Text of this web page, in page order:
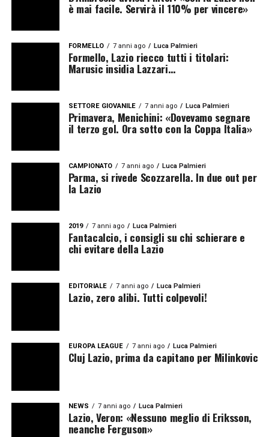
è mai facile. Servirà il 110% per vincere»
FORMELLO 7 anni ago Luca Palmieri
Formello, Lazio riecco tutti i titolari:
Marusic insidia Lazzari…
SETTORE GIOVANILE 7 anni ago Luca Palmieri
Primavera, Menichini: «Dovevamo segnare
il terzo gol. Ora sotto con la Coppa Italia»
CAMPIONATO 7 anni ago Luca Palmieri
Parma, si rivede Scozzarella. In due out per
la Lazio
2019 7 anni ago Luca Palmieri
Fantacalcio, i consigli su chi schierare e
chi evitare della Lazio
EDITORIALE 7 anni ago Luca Palmieri
Lazio, zero alibi. Tutti colpevoli!
EUROPA LEAGUE 7 anni ago Luca Palmieri
Cluj Lazio, prima da capitano per Milinkovic
NEWS 7 anni ago Luca Palmieri
Lazio, Veron: «Nessuno meglio di Eriksson,
neanche Ferguson»